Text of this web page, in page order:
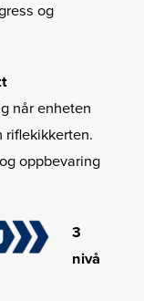
og
når enheten
riflekikkerten.
oppbevaring
3
nivå